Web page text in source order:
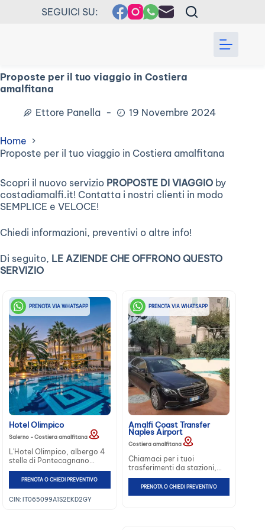
SEGUICI SU:
Proposte per il tuo viaggio in Costiera
amalfitana
Ettore Panella
19 Novembre 2024
Home
Proposte per il tuo viaggio in Costiera amalfitana
Scopri il nuovo servizio PROPOSTE DI VIAGGIO by
costadiamalfi.it! Contatta i nostri clienti in modo
SEMPLICE e VELOCE!
Chiedi informazioni, preventivi o altre info!
Di seguito, LE AZIENDE CHE OFFRONO QUESTO
SERVIZIO
PRENOTA VIA WHATSAPP
Hotel Olimpico
Salerno - Costiera amalfitana
L'Hotel Olimpico, albergo 4
stelle di Pontecagnano
vicino Salerno, si trova di
fronte al mare a metà
strada tra la Costiera
amalfitana e quella
cilentana...
PRENOTA O CHIEDI PREVENTIVO
CIN: IT065099A1S2EKD2GY
PRENOTA VIA WHATSAPP
Amalfi Coast Transfer
Naples Airport
Costiera amalfitana
Chiamaci per i tuoi
trasferimenti da stazioni,
aeroporti, porti al vostro
hotel, escursioni in Costiera
amalfitana, Pompei, Napoli,
PRENOTA O CHIEDI PREVENTIVO